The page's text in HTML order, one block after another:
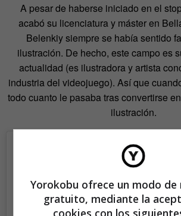
A pesar de haberse iniciado en el
acabó su licenciatura y máster en
Belenkiy siempre se había sentido
ilustración. De hecho, este campo es
actualidad (es ilustradora y artista
industria del videojuego). Así que
todo cuanto le pasaba tras convertirse
ilustración.
Yorokobu ofrece un modo de
gratuito, mediante la
cookies con los